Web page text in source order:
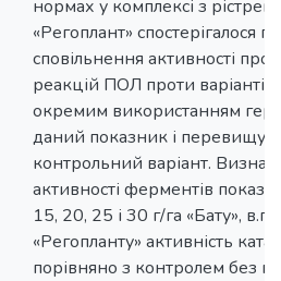
нормах у комплексі з
«Регоплант» спостерігалося
сповільнення активності
реакцій ПОЛ проти варіантів
окремим використанням
даний показник і
контрольний варіант.
активності ферментів
15, 20, 25 і 30 г/га «Бату», в.г.
«Регопланту» активність
порівняно з контролем без